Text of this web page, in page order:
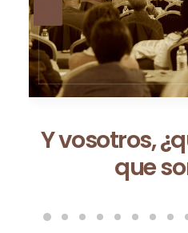
es la
modelo que
vez que